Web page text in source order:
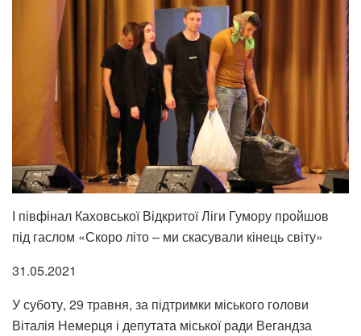
І півфінал Каховської Відкритої Ліги Гумору пройшов
під гаслом «Скоро літо – ми скасували кінець світу»
31.05.2021
У суботу, 29 травня, за підтримки міського голови
Віталія Немерця і депутата міської ради Вегандза